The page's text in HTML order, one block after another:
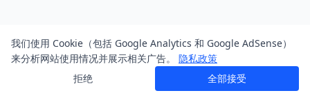
我们使用 Cookie（包括 Google Analytics 和 Google AdSense）
来分析网站使用情况并展示相关广告。
隐私政策
拒绝
全部接受